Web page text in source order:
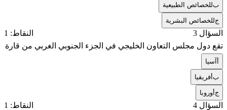
ب‏للخصائص الطبيعية
ج‏للخصائص البشرية
السؤال 3
النقاط: 1
‏تقع دول مجلس التعاون الخليجي في الجزء الجنوبي الغربي من قارة
آسيا
بأفريقيا
جأوروبا
السؤال 4
النقاط: 1